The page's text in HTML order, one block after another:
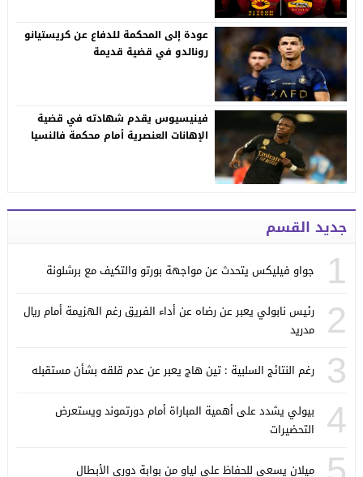
عودة إلى المحكمة للدفاع عن كريستيانو
رونالدو في قضية قديمة
فينيسيوس يقدم شهادته في قضية
الإهانات العنصرية أمام محكمة فالنسيا
جديد القسم
1 جواو فيليكس يتحدث عن مواجهة بورتو والتكيف مع برشلونة
2
رئيس نابولي يعبر عن رضاه عن أداء الفريق رغم الهزيمة أمام ريال
مدريد
3 رغم النتائج السلبية : تين هاج يعبر عن عدم قلقه بشأن مستقبله
4
بيولي يشدد على أهمية المباراة أمام دورتموند ويستعرض
التحضيرات
ميلان يسعى للحفاظ على لياو من بوابة دوري الأبطال